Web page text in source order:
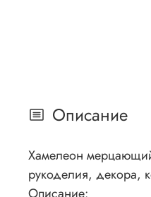
Описание
Хамелеон
рукоделия, декора,